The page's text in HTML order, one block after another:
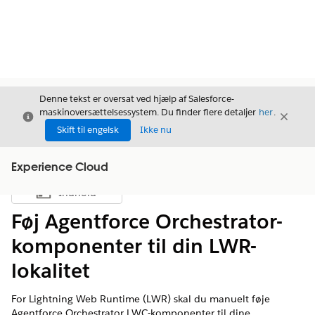
Luk
Denne tekst er oversat ved hjælp af Salesforce-
maskinoversættelsessystem. Du finder flere detaljer her.
Skift til engelsk
Ikke nu
Luk
Experience Cloud
Vis indholdsfortegnelse
Indhold
Føj Agentforce Orchestrator-
komponenter til din LWR-
lokalitet
For Lightning Web Runtime (LWR) skal du manuelt føje